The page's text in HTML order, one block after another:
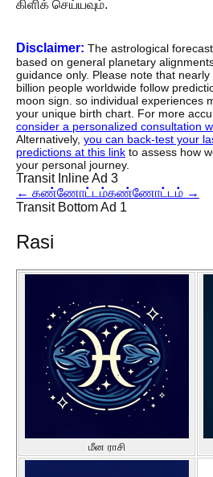
கிளிக் செய்யவும்.
Disclaimer: The astrological
based on general planetary
guidance only. Please note that
billion people worldwide follow
moon sign. so individual experiences
your unique birth chart. For more
consider a personalized consultation
Alternatively, you can back-test your
predictions at this link to assess how
your personal journey.
Transit Inline Ad 3
← கண்ணோட்டம்கண்ணோட்டம் →
Transit Bottom Ad 1
Rasi
மீன ராசி